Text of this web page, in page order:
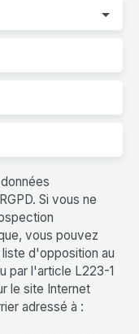
Si vous ne
vous pouvez
d'opposition au
par l'article L223-1
le site Internet
adressé à :